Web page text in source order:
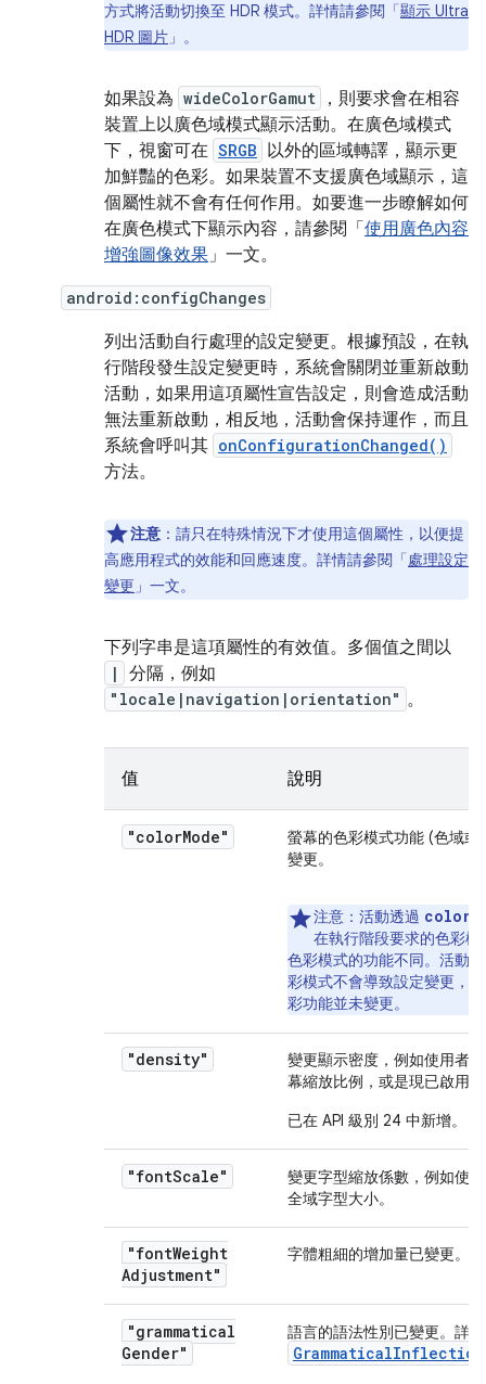
方式將活動切換至 HDR 模式。詳情請參閱「顯示 Ultra
HDR 圖片 」。
如果設為 wideColorGamut
，則要求會在相容
裝置上以廣色域模式顯示活動。在廣色域模式
下，視窗可在 SRGB 以外的區域轉譯，顯示更
加鮮豔的色彩。如果裝置不支援廣色域顯示，這
個屬性就不會有任何作用。如要進一步瞭解如何
在廣色模式下顯示內容，請參閱「 使用廣色內容
增強圖像效果」一文。
android:configChanges
列出活動自行處理的設定變更。根據預設，在執
行階段發生設定變更時，系統會關閉並重新啟動
活動，如果用這項屬性宣告設定，則會造成活動
無法重新啟動，相反地，活動會保持運作，而且
系統會呼叫其 onConfigurationChanged()
方法。
注意 ：請只在特殊情況下才使用這個屬性，以便提
高應用程式的效能和回應速度。詳情請參閱「處理設定
變更 」一文。
下列字串是這項屬性的有效值。多個值之間以
| 分隔，例如
"locale|navigation|orientation" 。
值 說明
"colorMode"
螢幕的色彩模式功能 (色域或
變更。
注意： 活動透過
在執行階段要求的色彩模
色彩模式的功能不同。活動
彩模式不會導致設定變更，
彩功能並未變更。
"density"
變更顯示密度，例如使用者
幕縮放比例，或是現已啟用
已在 API 級別 24 中新增。
"fontScale"
變更字型縮放係數，例如使
全域字型大小。
"fontWeight
Adjustment"
字體粗細的增加量已變更。
"grammatical
Gender"
語言的語法性別已變更。詳